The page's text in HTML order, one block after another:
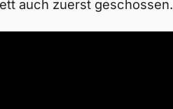
auch zuerst geschossen.